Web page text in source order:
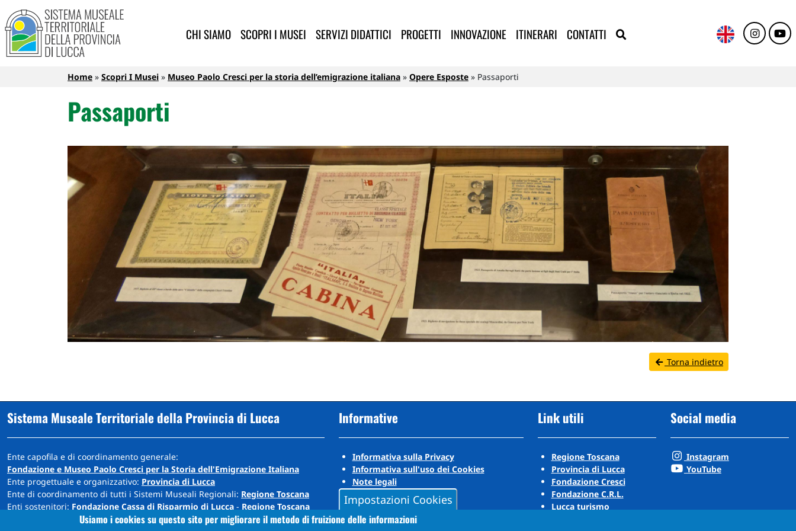
Salta al contenuto principale
Sistema Museale Territoriale della Provincia di Lucca
Navigazione principale
CHI SIAMO SCOPRI I MUSEI SERVIZI DIDATTICI PROGETTI INNOVAZIONE ITINERARI CONTATTI
Briciole di pane
Home Scopri I Musei Museo Paolo Cresci per la storia dell’emigrazione italiana Opere Esposte Passaporti
Passaporti
Torna indietro
Sistema Museale Territoriale della Provincia di Lucca
Ente capofila e di coordinamento generale:
Fondazione e Museo Paolo Cresci per la Storia dell'Emigrazione Italiana
Ente progettuale e organizzativo: Provincia di Lucca
Ente di coordinamento di tutti i Sistemi Museali Regionali: Regione Toscana
Enti sostenitori: Fondazione Cassa di Risparmio di Lucca - Regione Toscana
Sede: Cortile Carrara - Palazzo Ducale - 55100 Lucca
Informative
Informativa sulla Privacy
Informativa sull'uso dei Cookies
Note legali
Link utili
Regione Toscana
Provincia di Lucca
Fondazione Cresci
Fondazione C.R.L.
Lucca turismo
Social media
Instagram
YouTube
Impostazioni Cookies
Usiamo i cookies su questo sito per migliorare il metodo di fruizione delle informazioni